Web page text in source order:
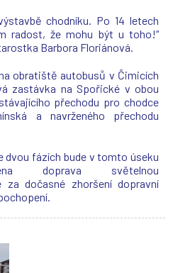
chodníku. Po 14 letech
radost, že mohu být u toho!“
Barbora Floriánová.
obratiště autobusů v Čimicích
zastávka na Spořické v obou
přechodu pro chodce
a navrženého přechodu
dvou fázích bude v tomto úseku
doprava světelnou
za dočasné zhoršení dopravní